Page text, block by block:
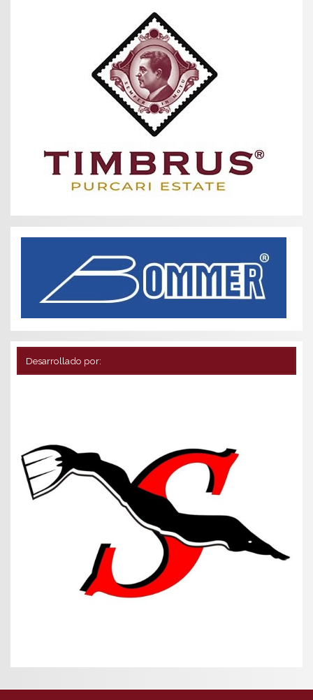
Desarrollado por: